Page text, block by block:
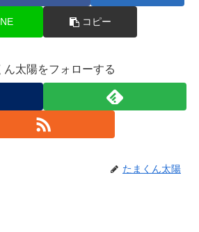
コピー
ん太陽をフォローする
たまくん太陽